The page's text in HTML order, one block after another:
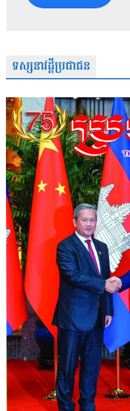
ទស្សនាវដ្តីប្រជាជន